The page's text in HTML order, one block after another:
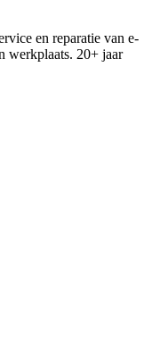
en reparatie van e-
werkplaats. 20+ jaar